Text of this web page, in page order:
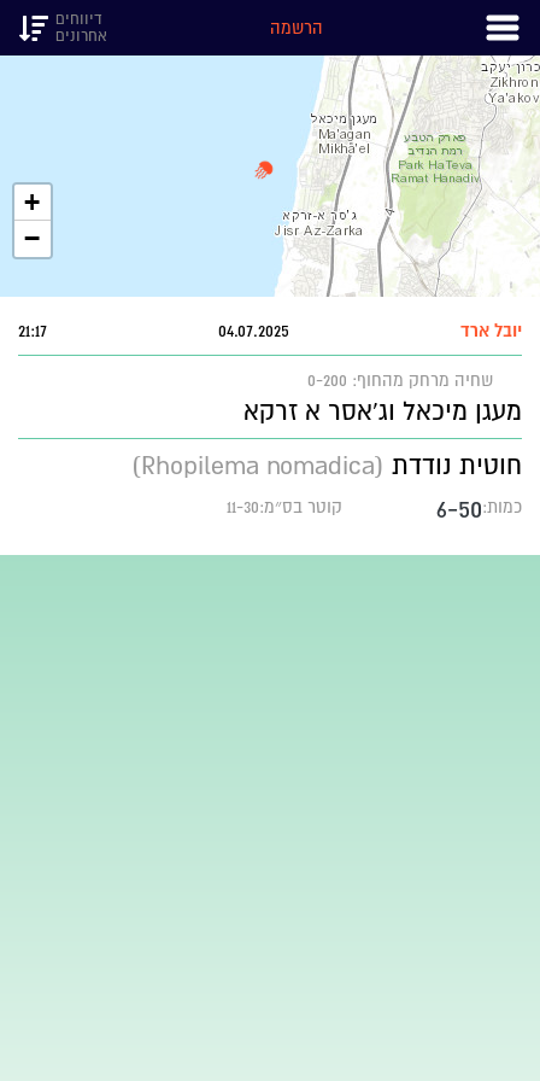
הרשמה
דיווחים
אחרונים
+
−
יובל ארד 04.07.2025
21:17
שחיה מרחק מהחוף: 0-200
מעגן מיכאל וג'אסר א זרקא
חוטית נודדת (Rhopilema nomadica)
כמות:6-50 קוטר בס״מ:11-30